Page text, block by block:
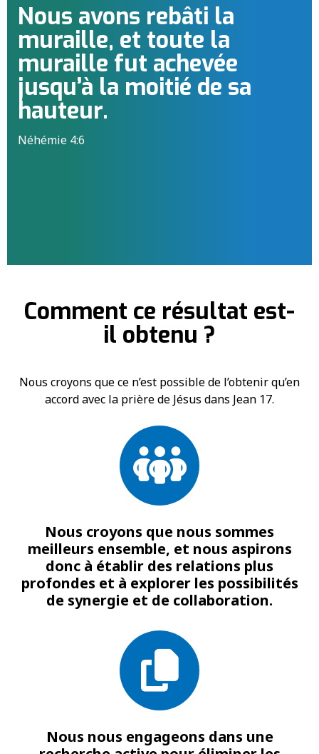
Nous avons rebâti la
muraille, et toute la
muraille fut achevée
jusqu’à la moitié de sa
hauteur.
Néhémie 4:6
Comment ce résultat est-
il obtenu ?
Nous croyons que ce n’est possible de l’obtenir qu’en
accord avec la prière de Jésus dans Jean 17.
Nous croyons que nous sommes
meilleurs ensemble, et nous aspirons
donc à établir des relations plus
profondes et à explorer les possibilités
de synergie et de collaboration.
Nous nous engageons dans une